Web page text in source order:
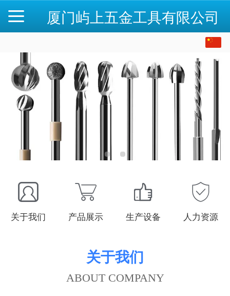
厦门屿上五金工具有限公司
English
关于我们 产品展示 生产设备 人力资源
关于我们
ABOUT COMPANY